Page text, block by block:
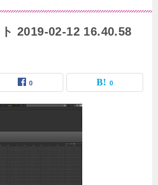
2019-02-12 16.40.58
0 0